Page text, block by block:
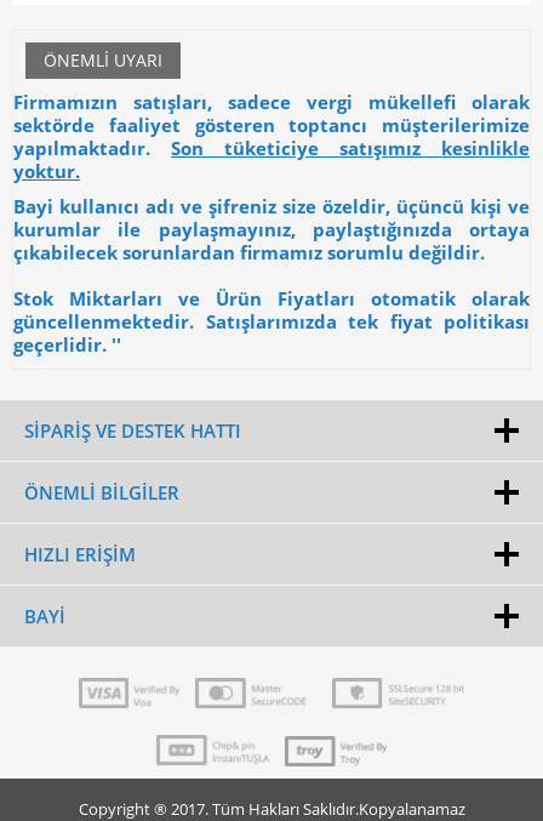
ÖNEMLI UYARI
Firmamızın satışları, sadece vergi mükellefi olarak
sektörde faaliyet gösteren toptancı müşterilerimize
yapılmaktadır. Son tüketiciye satışımız kesinlikle
yoktur.
Bayi kullanıcı adı ve şifreniz size özeldir, üçüncü kişi ve
kurumlar ile paylaşmayınız, paylaştığınızda ortaya
çıkabilecek sorunlardan firmamız sorumlu değildir.
Stok Miktarları ve Ürün Fiyatları otomatik olarak
güncellenmektedir. Satışlarımızda tek fiyat politikası
geçerlidir. ''
SİPARİŞ VE DESTEK HATTI
ÖNEMLI BILGILER
HIZLI ERIŞIM
BAYI
Copyright ® 2017. Tüm Hakları Saklıdır.Kopyalanamaz